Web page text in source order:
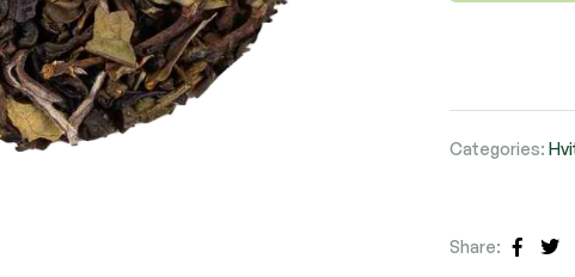
Categories:
Share: